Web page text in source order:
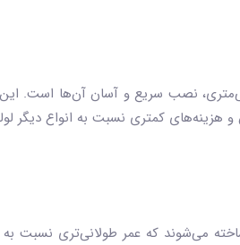
از ویژگی‌های مهم لوله‌های نیوپایپ ۲۰ میلی‌متری،
هزینه‌های کمتری نسبت به انواع دیگر
می‌شوند که عمر طولانی‌تری نسبت به